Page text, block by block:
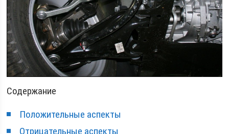
Содержание
Положительные аспекты
Отрицательные аспекты